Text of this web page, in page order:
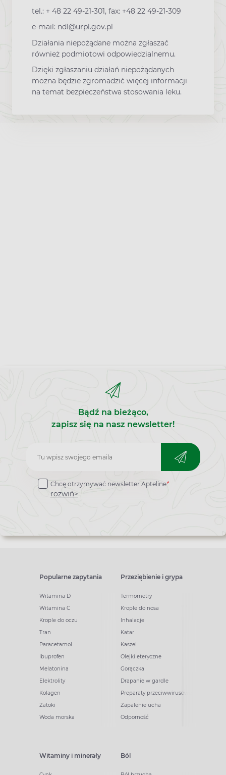
tel.: + 48 22 49-21-301, fax: +48 22 49-21-309
e-mail: ndl@urpl.gov.pl
Działania niepożądane można zgłaszać
również podmiotowi odpowiedzialnemu.
Dzięki zgłaszaniu działań niepożądanych
można będzie zgromadzić więcej informacji
na temat bezpieczeństwa stosowania leku.
Bądź na bieżąco,
zapisz się na nasz newsletter!
Zapisz
do
newslettera
Chcę otrzymywać newsletter Apteline*
rozwiń>
Popularne zapytania
Witamina D
Witamina C
Krople do oczu
Tran
Paracetamol
Ibuprofen
Melatonina
Elektrolity
Kolagen
Zatoki
Woda morska
Przeziębienie i grypa
Termometry
Krople do nosa
Inhalacje
Katar
Kaszel
Olejki eteryczne
Gorączka
Drapanie w gardle
Preparaty przeciwwirusowe
Zapalenie ucha
Odporność
Witaminy i minerały Ból